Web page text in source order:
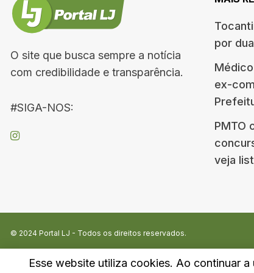
O site que busca sempre a notícia
com credibilidade e transparência.
#SIGA-NOS:
por
ex-
PMTO
veja
© 2024 Portal LJ - Todos os direitos reservados.
Esse website utiliza cookies. Ao continuar